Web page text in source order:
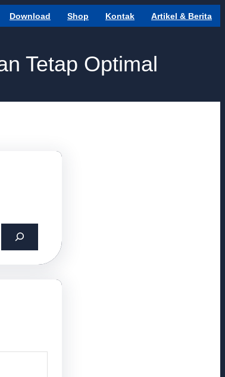
Download Shop Kontak Artikel & Berita
Tetap Optimal